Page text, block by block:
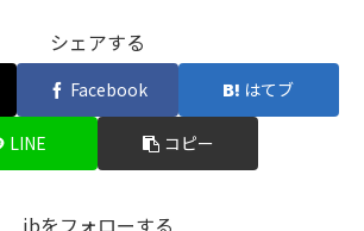
シェアする
Facebook はてブ
LINE コピー